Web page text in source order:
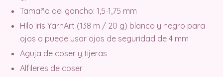
Tamaño del gancho: 1,5-1,75 mm
Hilo Iris YarnArt (138 m / 20 g) blanco y negro para
ojos o puede usar ojos de seguridad de 4 mm
Aguja de coser y tijeras
Alfileres de coser